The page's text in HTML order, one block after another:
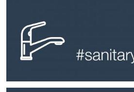
Vielfalt bei Design und Farben bringen
Funktionalität. Unsere wertigen
Beständigkeit gegenüber allen
Anforderungen im Sanitärbereich.